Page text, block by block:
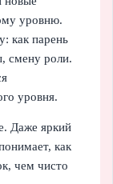
уровню.
как парень
смену роли.
уровня.
Даже яркий
как
чем чисто